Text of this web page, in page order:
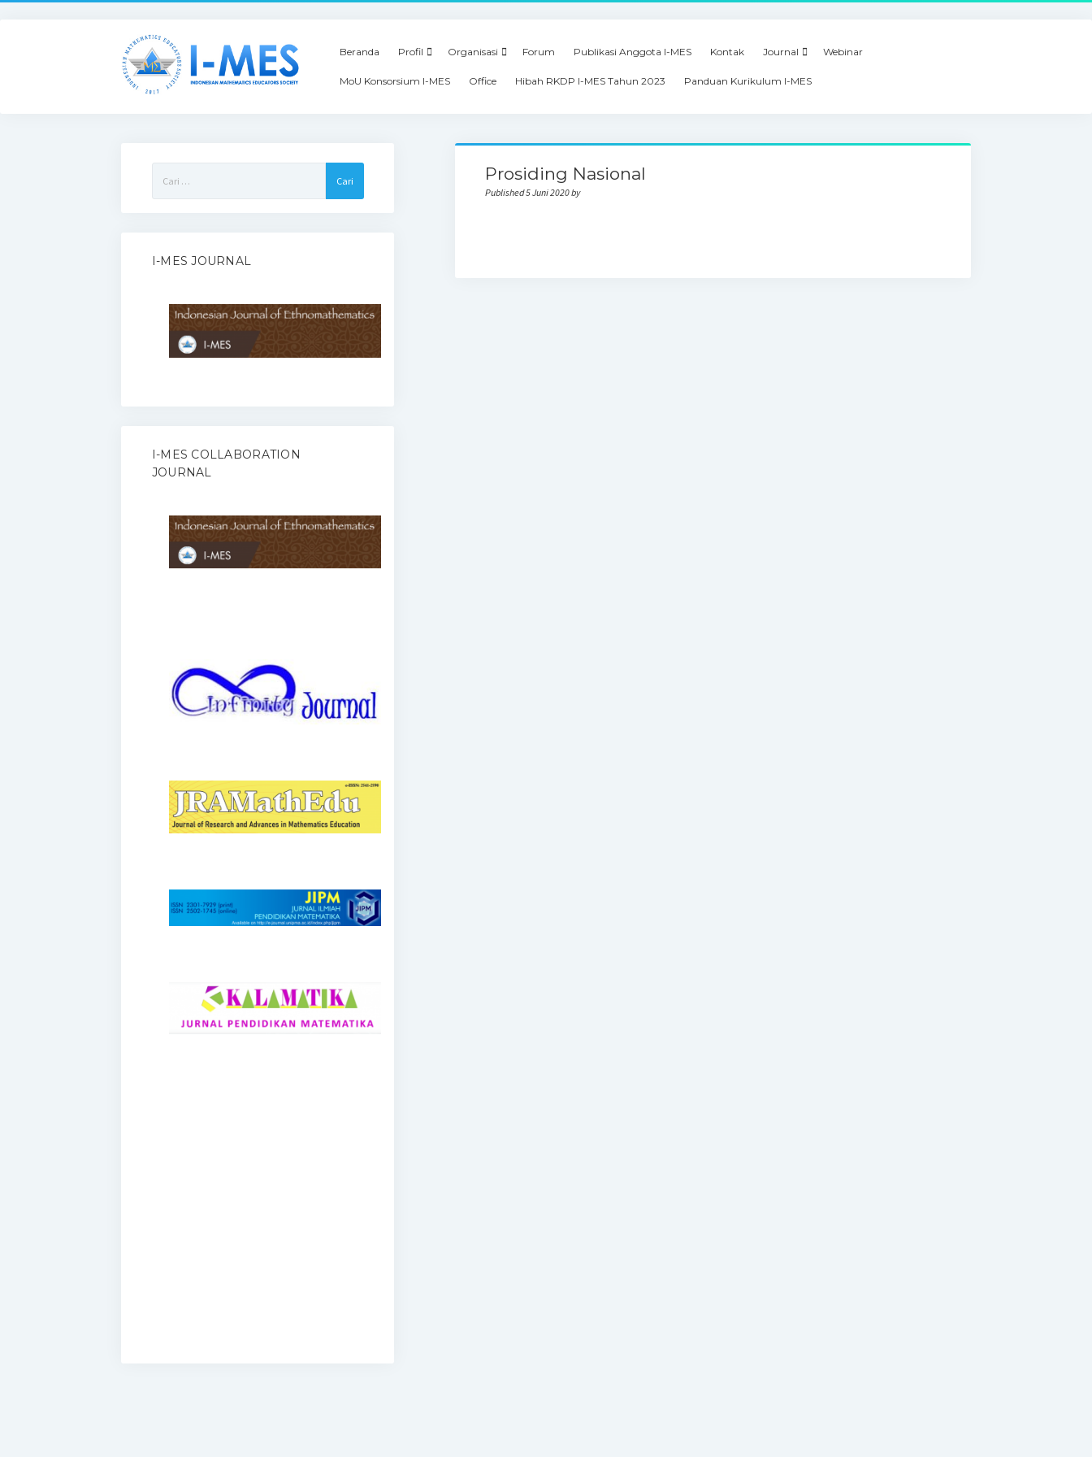
Beranda Profil Organisasi Forum Publikasi Anggota I-MES Kontak Journal Webinar
MoU Konsorsium I-MES Office Hibah RKDP I-MES Tahun 2023 Panduan Kurikulum I-MES
untuk:
I-MES JOURNAL
I-MES COLLABORATION
JOURNAL
Prosiding Nasional
Published 5 Juni 2020 by